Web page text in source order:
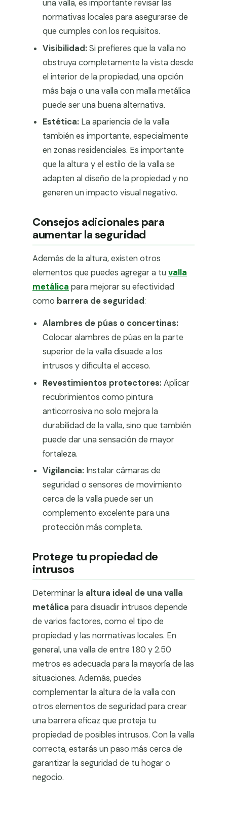
una valla, es importante revisar las
normativas locales para asegurarse de
que cumples con los requisitos.
Visibilidad:Si prefieres que la valla no
obstruya completamente la vista desde
el interior de la propiedad, una opción
más baja o una valla con malla metálica
puede ser una buena alternativa.
Estética: La apariencia de la valla
también es importante, especialmente
en zonas residenciales. Es importante
que la altura y el estilo de la valla se
adapten al diseño de la propiedad y no
generen un impacto visual negativo.
Consejos adicionales para
aumentar la seguridad
Además de la altura, existen otros
elementos que puedes agregar a tu valla
metálica para mejorar su efectividad
como barrera de seguridad:
Alambres de púas o concertinas:
Colocar alambres de púas en la parte
superior de la valla disuade a los
intrusos y dificulta el acceso.
Revestimientos protectores:Aplicar
recubrimientos como pintura
anticorrosiva no solo mejora la
durabilidad de la valla, sino que también
puede dar una sensación de mayor
fortaleza.
Vigilancia: Instalar cámaras de
seguridad o sensores de movimiento
cerca de la valla puede ser un
complemento excelente para una
protección más completa.
Protege tu propiedad de
intrusos
Determinar la altura ideal de una valla
metálica para disuadir intrusos depende
de varios factores, como el tipo de
propiedad y las normativas locales. En
general, una valla de entre 1.80 y 2.50
metros es adecuada para la mayoría de las
situaciones. Además, puedes
complementar la altura de la valla con
otros elementos de seguridad para crear
una barrera eficaz que proteja tu
propiedad de posibles intrusos. Con la valla
correcta, estarás un paso más cerca de
garantizar la seguridad de tu hogar o
negocio.